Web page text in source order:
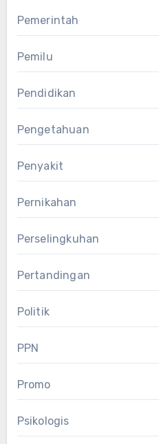
Pemerintah
Pemilu
Pendidikan
Pengetahuan
Penyakit
Pernikahan
Perselingkuhan
Pertandingan
Politik
PPN
Promo
Psikologis